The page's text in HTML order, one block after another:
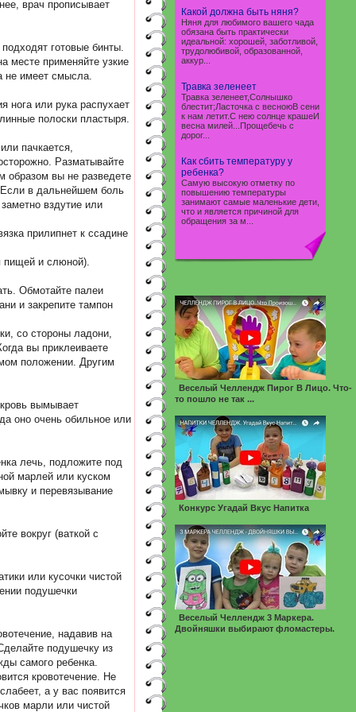
врач прописывает
готовые бинты.
месте применяйте узкие
не имеет смысла.
нога или рука распухает
полоски пластыря.
пачкается,
Разматывайте
образом вы не разведете
Если в дальнейшем боль
вздутие или
прилипнет к ссадине
пищей и слюной).
Обмотайте палеи
и закрепите тампон
со стороны ладони,
вы приклеиваете
положении. Другим
вымывает
оно очень обильное или
лечь, подложите под
марлей или куском
и перевязывание
вокруг (ваткой с
или кусочки чистой
подушечки
надавив на
подушечку из
самого ребенка.
кровотечение. Не
а у вас появится
марли или чистой
Какой должна быть няня?
Няня для любимого вашего чада
обязана быть практически
идеальной: хорошей, заботливой,
трудолюбивой, образованной,
аккур...
Травка зеленеет
Травка зеленеет,Солнышко
блестит;Ласточка с весноюВ сени
к нам летит.С нею солнце крашеИ
весна милей...Прощебечь с
дорог...
Как сбить температуру у
ребенка?
Самую высокую отметку по
повышению температуры
занимают самые маленькие дети,
что и является причиной для
обращения за м...
Веселый Челлендж Пирог В Лицо. Что-
то пошло не так ...
Конкурс Угадай Вкус Напитка
Веселый Челлендж 3 Маркера.
Двойняшки выбирают фломастеры.